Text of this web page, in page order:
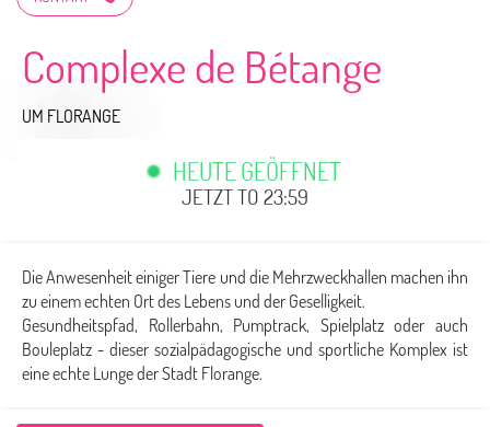
Complexe de Bétange
UM FLORANGE
HEUTE GEÖFFNET
JETZT TO 23:59
Die Anwesenheit einiger Tiere und die Mehrzweckhallen machen ihn
zu einem echten Ort des Lebens und der Geselligkeit.
Gesundheitspfad, Rollerbahn, Pumptrack, Spielplatz oder auch
Bouleplatz - dieser sozialpädagogische und sportliche Komplex ist
eine echte Lunge der Stadt Florange.